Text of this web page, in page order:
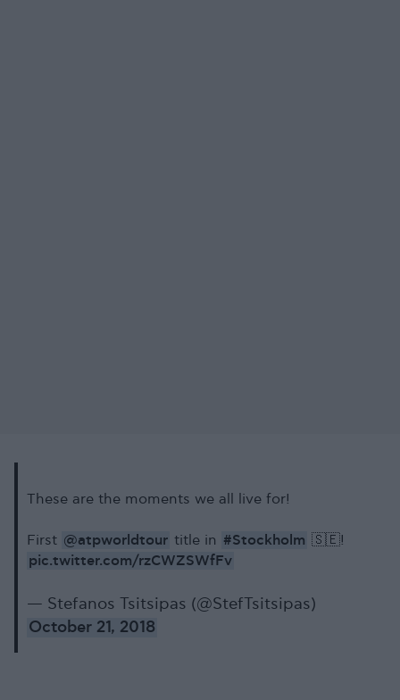
These are the moments we all live for!
First @atpworldtour title in #Stockholm 🇸🇪!
pic.twitter.com/rzCWZSWfFv
— Stefanos Tsitsipas (@StefTsitsipas)
October 21, 2018